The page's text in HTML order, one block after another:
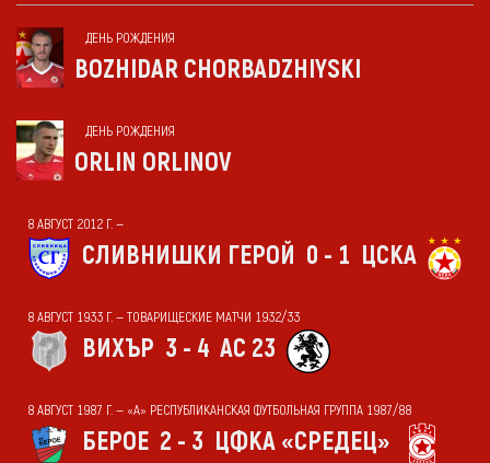
ДЕНЬ РОЖДЕНИЯ
BOZHIDAR CHORBADZHIYSKI
ДЕНЬ РОЖДЕНИЯ
ORLIN ORLINOV
8 АВГУСТ 2012 Г. —
СЛИВНИШКИ ГЕРОЙ 0 - 1 ЦСКА
8 АВГУСТ 1933 Г. — ТОВАРИЩЕСКИЕ МАТЧИ 1932/33
ВИХЪР 3 - 4 АС 23
8 АВГУСТ 1987 Г. — «А» РЕСПУБЛИКАНСКАЯ ФУТБОЛЬНАЯ ГРУППА 1987/88
БЕРОЕ 2 - 3 ЦФКА «СРЕДЕЦ»